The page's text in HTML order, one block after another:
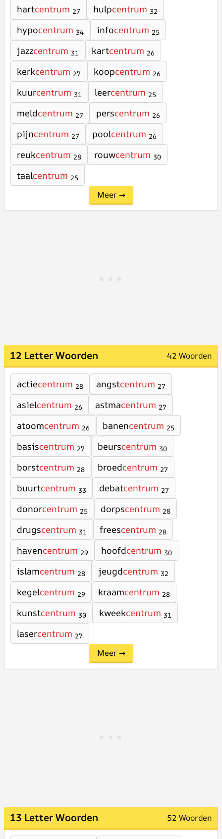
hartcentrum 27 hulpcentrum 32
hypocentrum 34 infocentrum 25
jazzcentrum 31 kartcentrum 26
kerkcentrum 27 koopcentrum 26
kuurcentrum 31 leercentrum 25
meldcentrum 27 perscentrum 26
pijncentrum 27 poolcentrum 26
reukcentrum 28 rouwcentrum 30
taalcentrum 25
Meer →
12 Letter Woorden 42 Woorden
actiecentrum 28 angstcentrum 27
asielcentrum 26 astmacentrum 27
atoomcentrum 26 banencentrum 25
basiscentrum 27 beurscentrum 30
borstcentrum 28 broedcentrum 27
buurtcentrum 33 debatcentrum 27
donorcentrum 25 dorpscentrum 28
drugscentrum 31 freescentrum 28
havencentrum 29 hoofdcentrum 30
islamcentrum 28 jeugdcentrum 32
kegelcentrum 29 kraamcentrum 28
kunstcentrum 30 kweekcentrum 31
lasercentrum 27
Meer →
13 Letter Woorden 52 Woorden